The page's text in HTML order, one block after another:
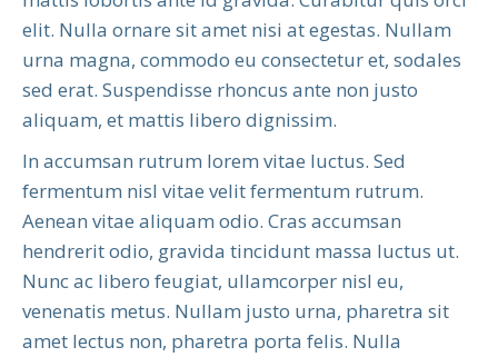
elit. Nulla ornare sit amet nisi at egestas. Nullam
urna magna, commodo eu consectetur et, sodales
sed erat. Suspendisse rhoncus ante non justo
aliquam, et mattis libero dignissim.
In accumsan rutrum lorem vitae luctus. Sed
fermentum nisl vitae velit fermentum rutrum.
Aenean vitae aliquam odio. Cras accumsan
hendrerit odio, gravida tincidunt massa luctus ut.
Nunc ac libero feugiat, ullamcorper nisl eu,
venenatis metus. Nullam justo urna, pharetra sit
amet lectus non, pharetra porta felis. Nulla